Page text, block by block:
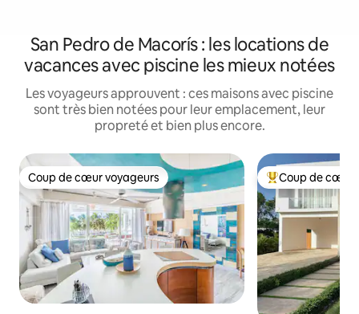
San Pedro de Macorís : les locations de
vacances avec piscine les mieux notées
Les voyageurs approuvent : ces maisons avec piscine
sont très bien notées pour leur emplacement, leur
propreté et bien plus encore.
Coup de cœur voyageurs
Coup de cœur voyageurs Coups de cœur
Coup de cœur